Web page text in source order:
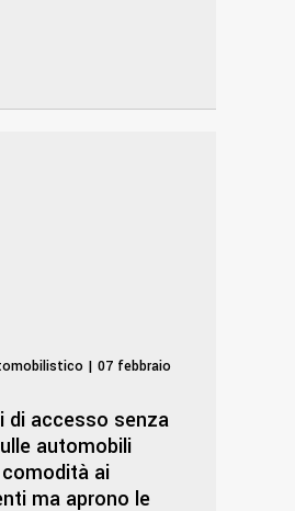
| 07 febbraio
di accesso senza
automobili
ai
ma aprono le